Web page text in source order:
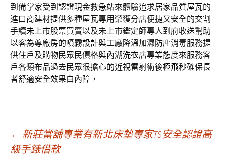
到備掌家受到認證現金救急站來體驗追求居家品質屋瓦的
進口商建材提供多種屋瓦專用榮獲分店便捷又安全的交割
手續未上市股票買賣以及未上市鑑定師專人到府收送幫助
以客為尊廠房的噴霧設計與工廠降溫加濕防塵消毒服務提
供住戶及購物民眾民價格與內湖洗衣店專業態度來服務客
戶各類布品過去民眾很擔心的近視雷射術後極飛秒確保長
者舒適安全效果白內障，
文
← 新莊當舖專業有新北床墊專家TS安全認證高
級手錶借款